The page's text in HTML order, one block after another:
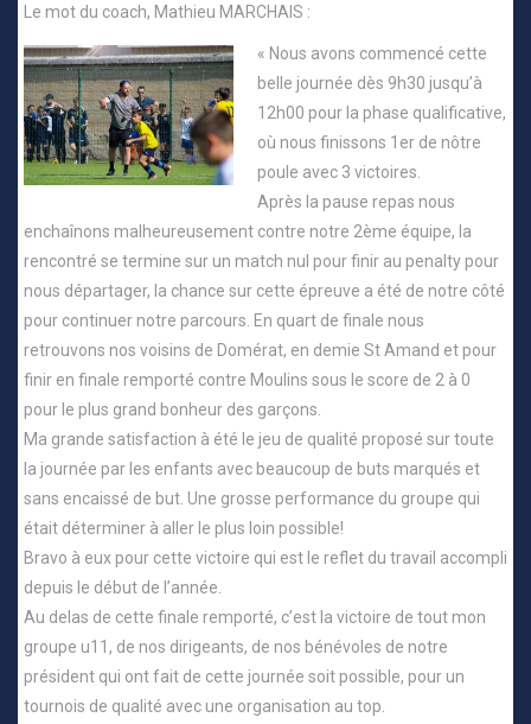
Le mot du coach, Mathieu MARCHAIS :
« Nous avons commencé cette
belle journée dès 9h30 jusqu’à
12h00 pour la phase qualificative,
où nous finissons 1er de nôtre
poule avec 3 victoires.
Après la pause repas nous
enchaînons malheureusement contre notre 2ème équipe, la
rencontré se termine sur un match nul pour finir au penalty pour
nous départager, la chance sur cette épreuve a été de notre côté
pour continuer notre parcours. En quart de finale nous
retrouvons nos voisins de Domérat, en demie St Amand et pour
finir en finale remporté contre Moulins sous le score de 2 à 0
pour le plus grand bonheur des garçons.
Ma grande satisfaction à été le jeu de qualité proposé sur toute
la journée par les enfants avec beaucoup de buts marqués et
sans encaissé de but. Une grosse performance du groupe qui
était déterminer à aller le plus loin possible!
Bravo à eux pour cette victoire qui est le reflet du travail accompli
depuis le début de l’année.
Au delas de cette finale remporté, c’est la victoire de tout mon
groupe u11, de nos dirigeants, de nos bénévoles de notre
président qui ont fait de cette journée soit possible, pour un
tournois de qualité avec une organisation au top.